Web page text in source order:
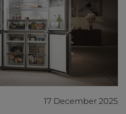
17 December 2025